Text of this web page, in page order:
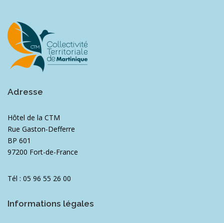
Adresse
Hôtel de la CTM
Rue Gaston-Defferre
BP 601
97200 Fort-de-France
Tél : 05 96 55 26 00
Informations légales